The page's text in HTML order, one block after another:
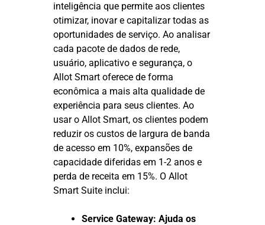
inteligência que permite aos clientes
otimizar, inovar e capitalizar todas as
oportunidades de serviço. Ao analisar
cada pacote de dados de rede,
usuário, aplicativo e segurança, o
Allot Smart oferece de forma
econômica a mais alta qualidade de
experiência para seus clientes. Ao
usar o Allot Smart, os clientes podem
reduzir os custos de largura de banda
de acesso em 10%, expansões de
capacidade diferidas em 1-2 anos e
perda de receita em 15%. O Allot
Smart Suite inclui:
Service Gateway: Ajuda os